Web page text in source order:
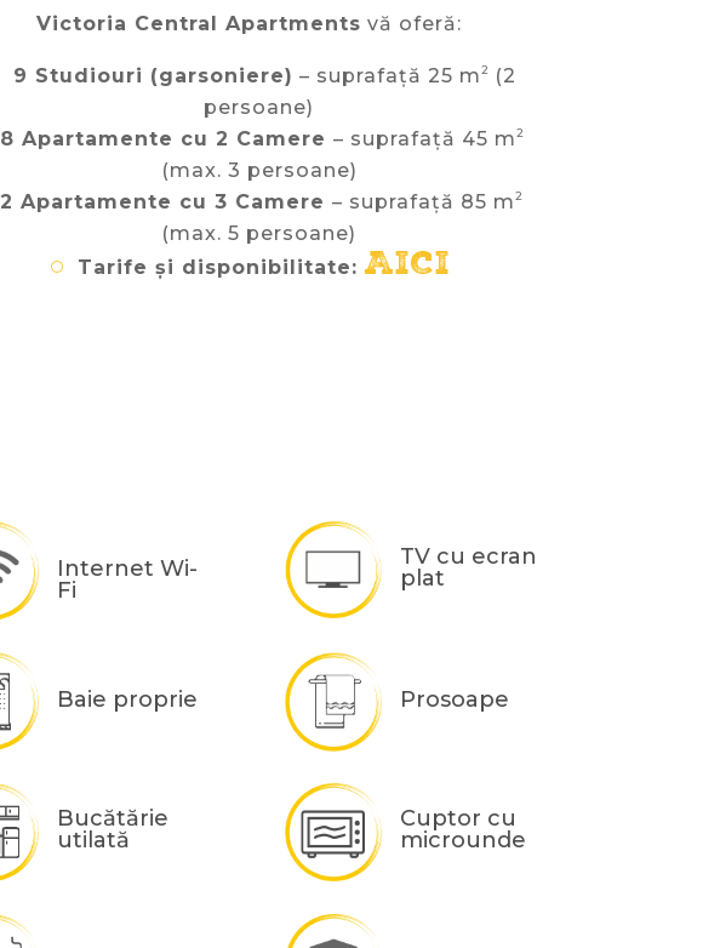
Victoria Central Apartments vă oferă:
9 Studiouri (garsoniere) – suprafață 25 m2
(2
persoane)
8 Apartamente cu 2 Camere – suprafață 45 m2
(max. 3 persoane)
2 Apartamente cu 3 Camere– suprafață 85 m2
(max. 5 persoane)
Tarife și disponibilitate: AICI
Internet Wi-
Fi
TV cu ecran
plat
Baie proprie Prosoape
Bucătărie
utilată
Cuptor cu
microunde